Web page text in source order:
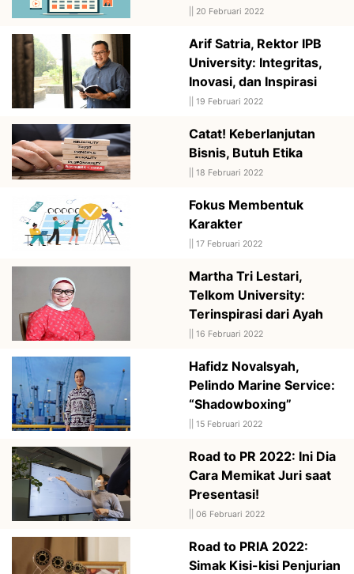
20 Februari 2022
Arif Satria, Rektor IPB
University: Integritas,
Inovasi, dan Inspirasi
19 Februari 2022
Catat! Keberlanjutan
Bisnis, Butuh Etika
18 Februari 2022
Fokus Membentuk
Karakter
17 Februari 2022
Martha Tri Lestari,
Telkom University:
Terinspirasi dari Ayah
16 Februari 2022
Hafidz Novalsyah,
Pelindo Marine Service:
“Shadowboxing”
15 Februari 2022
Road to PR 2022: Ini Dia
Cara Memikat Juri saat
Presentasi!
06 Februari 2022
Road to PRIA 2022:
Simak Kisi-kisi Penjurian